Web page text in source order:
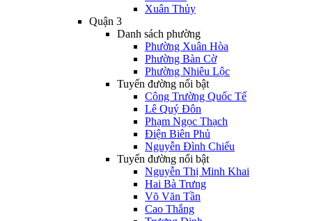
Xuân Thủy
Quận 3
Danh sách phường
Phường Xuân Hòa
Phường Bàn Cờ
Phường Nhiêu Lộc
Tuyến đường nổi bật
Công Trường Quốc Tế
Lê Quý Đôn
Phạm Ngọc Thạch
Điện Biên Phủ
Nguyễn Đình Chiểu
Tuyến đường nổi bật
Nguyễn Thị Minh Khai
Hai Bà Trưng
Võ Văn Tần
Cao Thắng